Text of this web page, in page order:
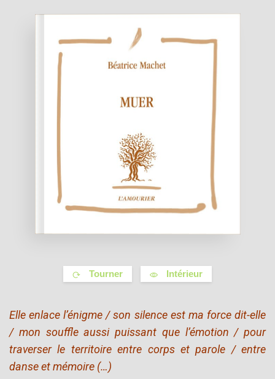
Tourner Intérieur
Elle enlace l’énigme / son silence est ma force dit-elle
/ mon souffle aussi puissant que l’émotion / pour
traverser le territoire entre corps et parole / entre
danse et mémoire (…)